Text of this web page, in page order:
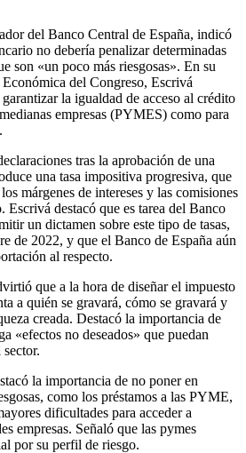
del Banco Central de España, indicó
no debería penalizar determinadas
son «un poco más riesgosas». En su
del Congreso, Escrivá
la igualdad de acceso al crédito
empresas (PYMES) como para
tras la aprobación de una
una tasa impositiva progresiva, que
márgenes de intereses y las comisiones
Escrivá destacó que es tarea del Banco
un dictamen sobre este tipo de tasas,
de 2022, y que el Banco de España aún
al respecto.
que a la hora de diseñar el impuesto
a quién se gravará, cómo se gravará y
creada. Destacó la importancia de
«efectos no deseados» que puedan
la importancia de no poner en
como los préstamos a las PYME,
dificultades para acceder a
empresas. Señaló que las pymes
por su perfil de riesgo.